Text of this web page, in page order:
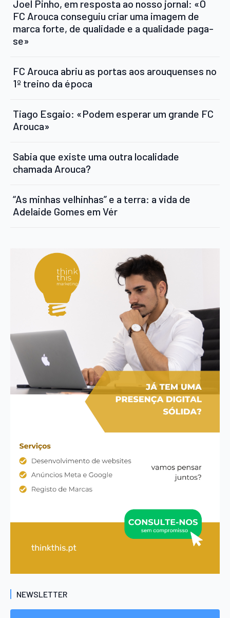
Joel Pinho, em resposta ao nosso jornal: «O
FC Arouca conseguiu criar uma imagem de
marca forte, de qualidade e a qualidade paga-
se»
FC Arouca abriu as portas aos arouquenses no
1º treino da época
Tiago Esgaio: «Podem esperar um grande FC
Arouca»
Sabia que existe uma outra localidade
chamada Arouca?
“As minhas velhinhas” e a terra: a vida de
Adelaide Gomes em Vér
NEWSLETTER